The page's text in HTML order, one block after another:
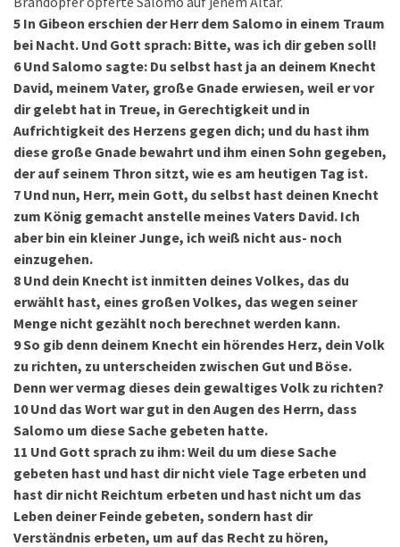
5 In Gibeon erschien der Herr dem Salomo in einem Traum
bei Nacht. Und Gott sprach: Bitte, was ich dir geben soll!
6 Und Salomo sagte: Du selbst hast ja an deinem Knecht
David, meinem Vater, große Gnade erwiesen, weil er vor
dir gelebt hat in Treue, in Gerechtigkeit und in
Aufrichtigkeit des Herzens gegen dich; und du hast ihm
diese große Gnade bewahrt und ihm einen Sohn gegeben,
der auf seinem Thron sitzt, wie es am heutigen Tag ist.
7 Und nun, Herr, mein Gott, du selbst hast deinen Knecht
zum König gemacht anstelle meines Vaters David. Ich
aber bin ein kleiner Junge, ich weiß nicht aus- noch
einzugehen.
8 Und dein Knecht ist inmitten deines Volkes, das du
erwählt hast, eines großen Volkes, das wegen seiner
Menge nicht gezählt noch berechnet werden kann.
9So gib denn deinem Knecht ein hörendes Herz, dein Volk
zu richten, zu unterscheiden zwischen Gut und Böse.
Denn wer vermag dieses dein gewaltiges Volk zu richten?
10 Und das Wort war gut in den Augen des Herrn, dass
Salomo um diese Sache gebeten hatte.
11 Und Gott sprach zu ihm: Weil du um diese Sache
gebeten hast und hast dir nicht viele Tage erbeten und
hast dir nicht Reichtum erbeten und hast nicht um das
Leben deiner Feinde gebeten, sondern hast dir
Verständnis erbeten, um auf das Recht zu hören,